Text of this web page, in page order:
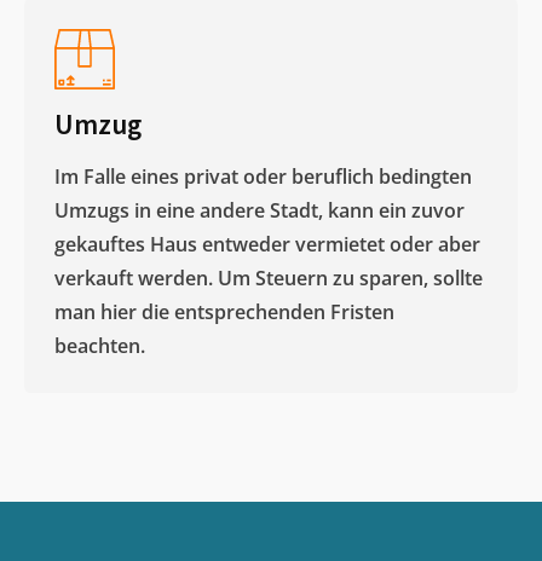
Umzug
Im Falle eines privat oder beruflich bedingten
Umzugs in eine andere Stadt, kann ein zuvor
gekauftes Haus entweder vermietet oder aber
verkauft werden. Um Steuern zu sparen, sollte
man hier die entsprechenden Fristen
beachten.